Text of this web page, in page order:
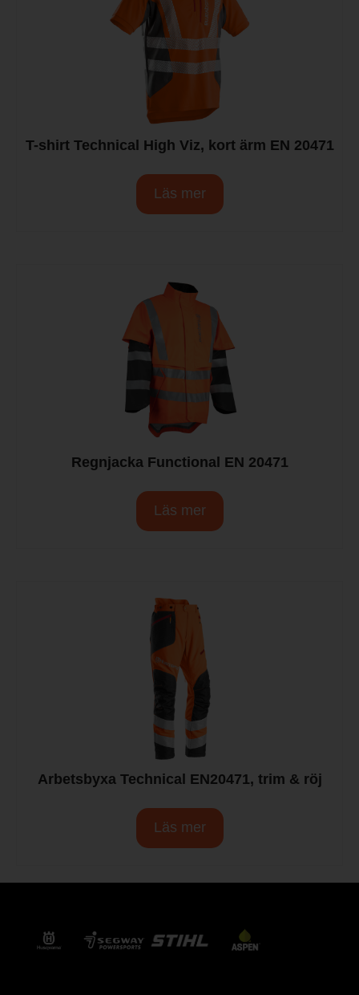
T-shirt Technical High Viz, kort ärm EN 20471
Läs mer
Regnjacka Functional EN 20471
Läs mer
Arbetsbyxa Technical EN20471, trim & röj
Läs mer